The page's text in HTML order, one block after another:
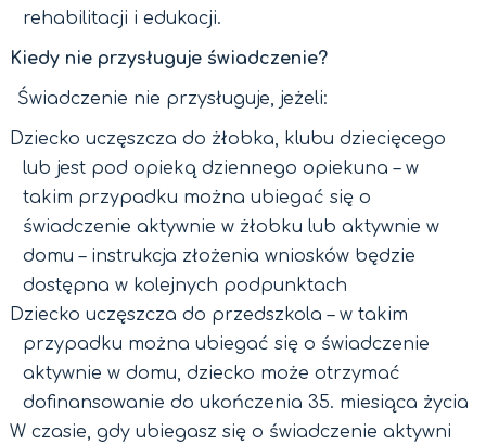
rehabilitacji i edukacji.
Kiedy nie przysługuje świadczenie?
Świadczenie nie przysługuje, jeżeli:
Dziecko uczęszcza do żłobka, klubu dziecięcego
lub jest pod opieką dziennego opiekuna – w
takim przypadku można ubiegać się o
świadczenie aktywnie w żłobku lub aktywnie w
domu – instrukcja złożenia wniosków będzie
dostępna w kolejnych podpunktach
Dziecko uczęszcza do przedszkola – w takim
przypadku można ubiegać się o świadczenie
aktywnie w domu, dziecko może otrzymać
dofinansowanie do ukończenia 35. miesiąca życia
W czasie, gdy ubiegasz się o świadczenie aktywni